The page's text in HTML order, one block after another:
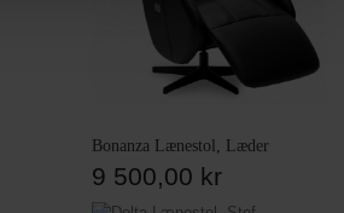
Bonanza Lænestol, Læder
9 500,00 kr